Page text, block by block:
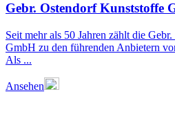
Gebr. Ostendorf Kunststoffe
Seit mehr als 50 Jahren zählt die
GmbH zu den führenden Anbietern
Als ...
Ansehen